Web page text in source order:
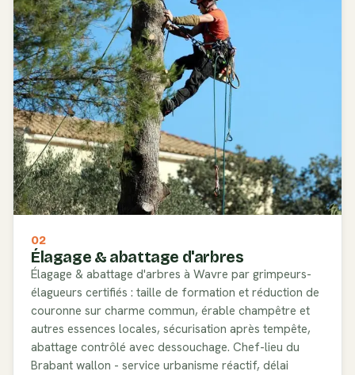
02
Élagage & abattage d'arbres
Élagage & abattage d'arbres à Wavre par grimpeurs-
élagueurs certifiés : taille de formation et réduction de
couronne sur charme commun, érable champêtre et
autres essences locales, sécurisation après tempête,
abattage contrôlé avec dessouchage. Chef-lieu du
Brabant wallon - service urbanisme réactif, délai